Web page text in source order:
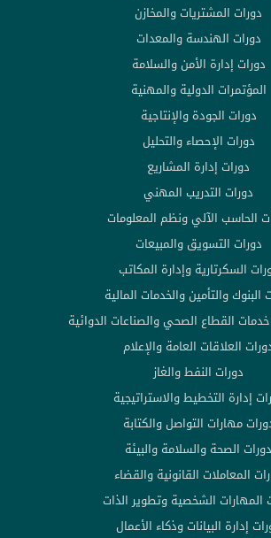
دورات المشتريات والمخازن
دورات الهندسة والمعدات
دورات إدارة الأمن والسلامة
المؤتمرات الدولية والمهنية
دورات الجودة والإنتاجية
دورات الإحصاء والتحليل
دورات إدارة المشاريع
دورات التدريب المهني
الحاسب الآلي ونظم المعلومات
دورات التسويق والمبيعات
السكرتارية وإدارة المكاتب
البنوك والتأمين والخدمات المالية
القطاع الصحي والصناعات الدوائية
العلاقات العامة والإعلام
دورات النفط والغاز
إدارة التخطيط والاستراتيجية
مهارات التواصل والكتابة
دورات الصحة والسلامة والبيئة
المعاملات القانونية والقضاء
المهارات الشخصية وتطوير الذات
إدارة البيانات وذكاء الأعمال